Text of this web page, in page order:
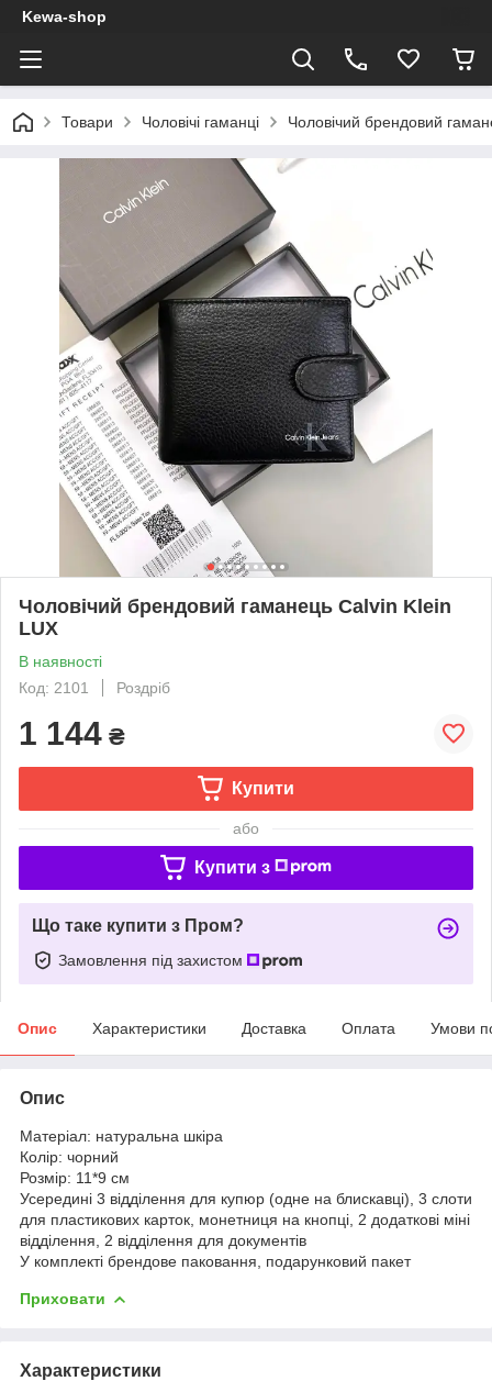
Kewa-shop
Товари Чоловічі гаманці Чоловічий брендовий
Чоловічий брендовий гаманець Calvin Klein
LUX
В наявності
Код: 2101
Роздріб
1 144 ₴
Купити
або
Купити з
Що таке купити з Пром?
Замовлення під захистом
Опис Характеристики Доставка Оплата Умови
Опис
Матеріал: натуральна шкіра
Колір: чорний
Розмір: 11*9 см
Усередині 3 відділення для купюр (одне на блискавці), 3 слоти
для пластикових карток, монетниця на кнопці, 2 додаткові міні
відділення, 2 відділення для документів
У комплекті брендове паковання, подарунковий пакет
Приховати
Характеристики